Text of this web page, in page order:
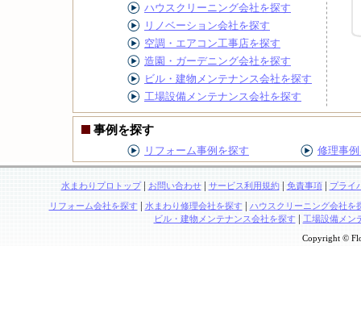
ハウスクリーニング会社を探す
リノベーション会社を探す
空調・エアコン工事店を探す
造園・ガーデニング会社を探す
ビル・建物メンテナンス会社を探す
工場設備メンテナンス会社を探す
事例を探す
リフォーム事例を探す 修理事
水まわりプロトップ| お問い合わせ| サービス利用規約| 免責事項| プライ
リフォーム会社を探す | 水まわり修理会社を探す | ハウスクリーニング会社を
ビル・建物メンテナンス会社を探す| 工場設備メン
Copyright ©